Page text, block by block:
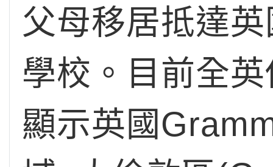
父母移居抵達
學校。目前全
顯示英國